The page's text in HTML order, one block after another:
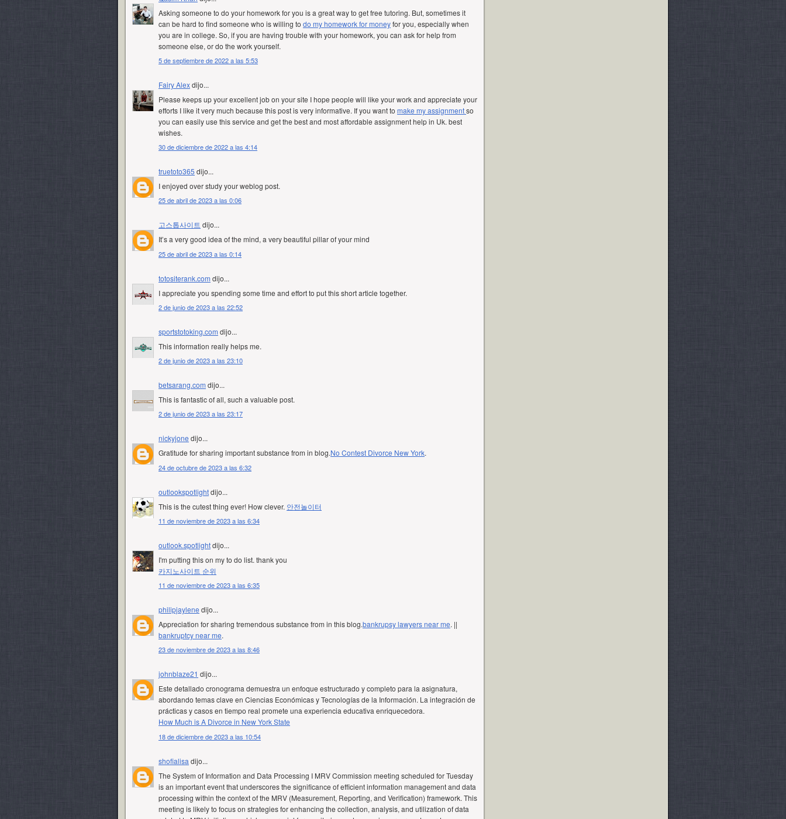
Asking someone to do your homework for you is a great way to get free tutoring. But, sometimes it
can be hard to find someone who is willing to do my homework for moneyfor you, especially when
you are in college. So, if you are having trouble with your homework, you can ask for help from
someone else, or do the work yourself.
5 de septiembre de 2022 a las 5:53
Fairy Alexdijo...
Please keeps up your excellent job on your site I hope people will like your work and appreciate your
efforts I like it very much because this post is very informative. If you want to make my assignmentso
you can easily use this service and get the best and most affordable assignment help in Uk. best
wishes.
30 de diciembre de 2022 a las 4:14
truetoto365 dijo...
I enjoyed over study your weblog post.
25 de abril de 2023 a las 0:06
고스톱사이트 dijo...
It’s a very good idea of the mind, a very beautiful pillar of your mind
25 de abril de 2023 a las 0:14
totositerank.com dijo...
I appreciate you spending some time and effort to put this short article together.
2 de junio de 2023 a las 22:52
sportstotoking.com dijo...
This information really helps me.
2 de junio de 2023 a las 23:10
betsarang.com dijo...
This is fantastic of all, such a valuable post.
2 de junio de 2023 a las 23:17
nickyjone dijo...
Gratitude for sharing important substance from in blog.No Contest Divorce New York.
24 de octubre de 2023 a las 6:32
outlookspotlightdijo...
This is the cutest thing ever! How clever. 안전놀이터
11 de noviembre de 2023 a las 6:34
outlook.spotlightdijo...
I'm putting this on my to do list. thank you
카지노사이트 순위
11 de noviembre de 2023 a las 6:35
philipjaylene dijo...
Appreciation for sharing tremendous substance from in this blog.bankrupsy lawyers near me. ||
bankruptcy near me.
23 de noviembre de 2023 a las 8:46
johnblaze21 dijo...
Este detallado cronograma demuestra un enfoque estructurado y completo para la asignatura,
abordando temas clave en Ciencias Económicas y Tecnologías de la Información. La integración de
prácticas y casos en tiempo real promete una experiencia educativa enriquecedora.
How Much is A Divorce in New York State
18 de diciembre de 2023 a las 10:54
shofialisa dijo...
The System of Information and Data Processing I MRV Commission meeting scheduled for Tuesday
is an important event that underscores the significance of efficient information management and data
processing within the context of the MRV (Measurement, Reporting, and Verification) framework. This
meeting is likely to focus on strategies for enhancing the collection, analysis, and utilization of data